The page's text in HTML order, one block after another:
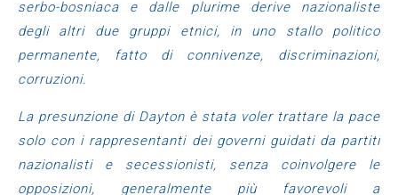
serbo-bosniaca e dalle plurime derive nazionaliste
degli altri due gruppi etnici, in uno stallo politico
permanente, fatto di connivenze, discriminazioni,
corruzioni.
La presunzione di Dayton è stata voler trattare la pace
solo con i rappresentanti dei governi guidati da partiti
nazionalisti e secessionisti, senza coinvolgere le
opposizioni, generalmente più favorevoli a